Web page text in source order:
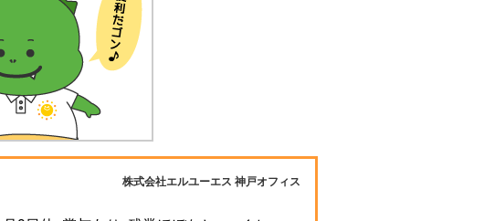
株式会社エルユーエス 神戸オフィス